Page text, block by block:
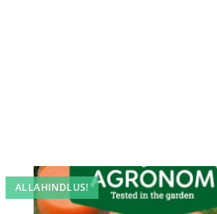
ALLAHINDLUS!